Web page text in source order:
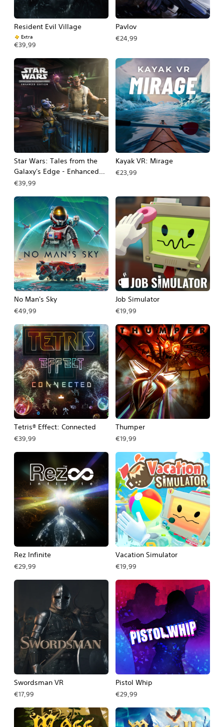
Resident Evil Village
Extra
€39,99
Pavlov
€24,99
Star Wars: Tales from the
Galaxy's Edge - Enhanced
Edition
€39,99
Kayak VR: Mirage
€23,99
No Man's Sky
€49,99
Job Simulator
€19,99
Tetris® Effect: Connected
€39,99
Thumper
€19,99
Rez Infinite
€29,99
Vacation Simulator
€19,99
Swordsman VR
€17,99
Pistol Whip
€29,99